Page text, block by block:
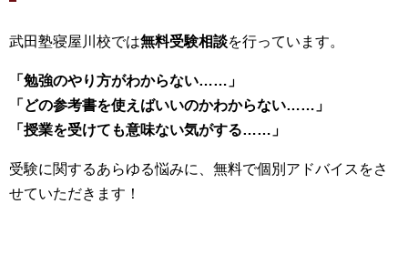
武田塾寝屋川校では無料受験相談を行っています。
「勉強のやり方がわからない……」
「どの参考書を使えばいいのかわからない……」
「授業を受けても意味ない気がする……」
受験に関するあらゆる悩みに、無料で個別アドバイスをさ
せていただきます！